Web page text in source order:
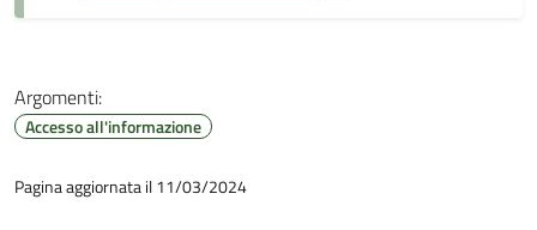
Argomenti:
Accesso all'informazione
Pagina aggiornata il 11/03/2024